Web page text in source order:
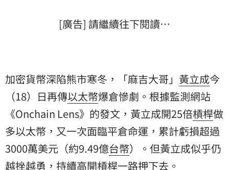
[廣告] 請繼續往下閱讀…
加密貨幣深陷熊市寒冬，「麻吉大哥」 黃立成今
（18）日再傳以太幣爆倉慘劇。根據監測網站
《Onchain Lens》的發文，黃立成開25倍槓桿做
多以太幣，又一次面臨平倉命運，累計虧損超過
3000萬美元（約9.49億台幣）。但黃立成似乎仍
越挫越勇，持續高開槓桿一路押下去。